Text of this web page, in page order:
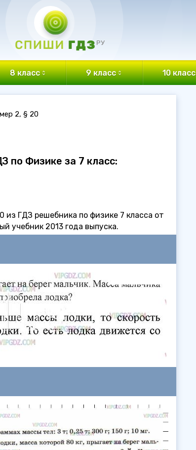
8 класс 9 класс 10 класс
2, § 20
по Физике за 7 класс:
ГДЗ решебника по физике 7 класса от
учебник 2013 года выпуска.